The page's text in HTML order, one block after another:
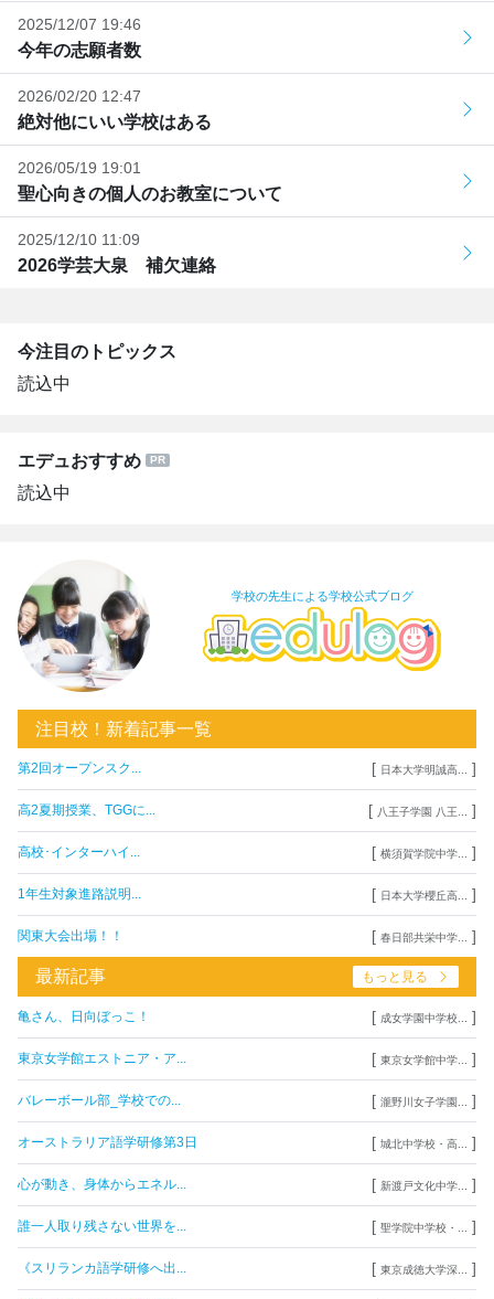
2025/12/07 19:46
今年の志願者数
2026/02/20 12:47
絶対他にいい学校はある
2026/05/19 19:01
聖心向きの個人のお教室について
2025/12/10 11:09
2026学芸大泉 補欠連絡
今注目のトピックス
読込中
エデュおすすめ
読込中
学校の先生による学校公式ブログ
注目校！新着記事一覧
第2回オープンスク... [ 日本大学明誠高... ]
高2夏期授業、TGGに... [ 八王子学園 八王... ]
高校･インターハイ... [ 横須賀学院中学... ]
1年生対象進路説明... [ 日本大学櫻丘高... ]
関東大会出場！！ [ 春日部共栄中学... ]
最新記事 もっと見る
亀さん、日向ぼっこ！ [ 成女学園中学校... ]
東京女学館エストニア・ア... [ 東京女学館中学... ]
バレーボール部_学校での... [ 瀧野川女子学園... ]
オーストラリア語学研修第3日 [ 城北中学校・高... ]
心が動き、身体からエネル... [ 新渡戸文化中学... ]
誰一人取り残さない世界を... [ 聖学院中学校・... ]
《スリランカ語学研修へ出... [ 東京成徳大学深... ]